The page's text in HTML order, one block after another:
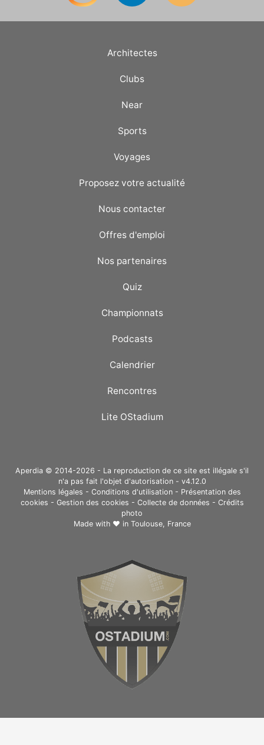
Architectes
Clubs
Near
Sports
Voyages
Proposez votre actualité
Nous contacter
Offres d'emploi
Nos partenaires
Quiz
Championnats
Podcasts
Calendrier
Rencontres
Lite OStadium
Aperdia © 2014-2026 - La reproduction de ce site est illégale s'il
n'a pas fait l'objet d'autorisation - v4.12.0
Mentions légales - Conditions d'utilisation- Présentation des
cookies - Gestion des cookies - Collecte de données - Crédits
photo
Made with ❤ in Toulouse, France